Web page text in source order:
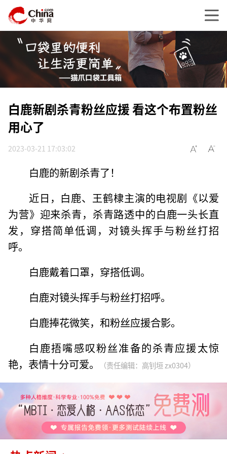
白鹿新剧杀青粉丝应援 看这个布置粉丝
用心了
2023-03-21 17:03:02
白鹿的新剧杀青了！
近日，白鹿、王鹤棣主演的电视剧《以爱
为营》迎来杀青，杀青路透中的白鹿一头长直
发，穿搭简单低调，对镜头挥手与粉丝打招
呼。
白鹿戴着口罩，穿搭低调。
白鹿对镜头挥手与粉丝打招呼。
白鹿捧花微笑，和粉丝应援合影。
白鹿捂嘴感叹粉丝准备的杀青应援太惊
艳，表情十分可爱。
（责任编辑：高钊垣 zx0304）